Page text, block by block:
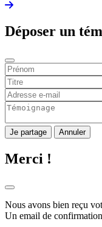
Déposer un
Je partage Annuler
Merci !
Nous avons bien reçu
Un email de